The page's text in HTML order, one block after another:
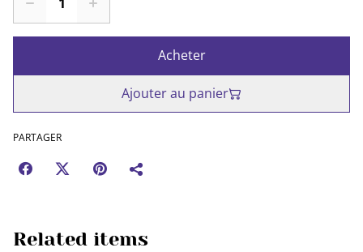
Acheter
Ajouter au panier
PARTAGER
Related items